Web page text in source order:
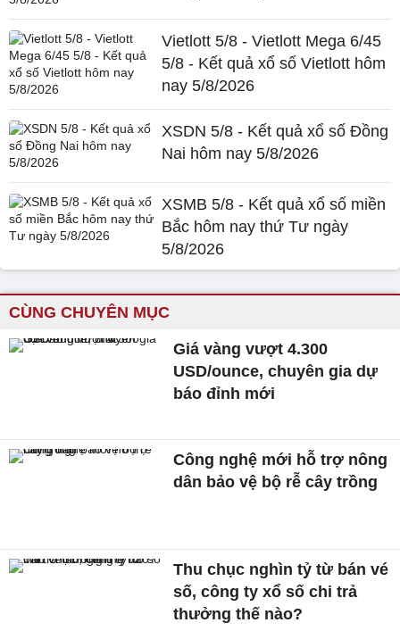
Vietlott 5/8 - Vietlott Mega 6/45
5/8 - Kết quả xổ số Vietlott hôm
nay 5/8/2026
XSDN 5/8 - Kết quả xổ số Đồng
Nai hôm nay 5/8/2026
XSMB 5/8 - Kết quả xổ số miền
Bắc hôm nay thứ Tư ngày
5/8/2026
CÙNG CHUYÊN MỤC
Giá vàng vượt 4.300
USD/ounce, chuyên gia dự
báo đỉnh mới
Công nghệ mới hỗ trợ nông
dân bảo vệ bộ rễ cây trồng
Thu chục nghìn tỷ từ bán vé
số, công ty xổ số chi trả
thưởng thế nào?